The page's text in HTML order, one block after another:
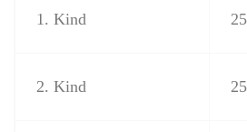
1. Kind
2. Kind